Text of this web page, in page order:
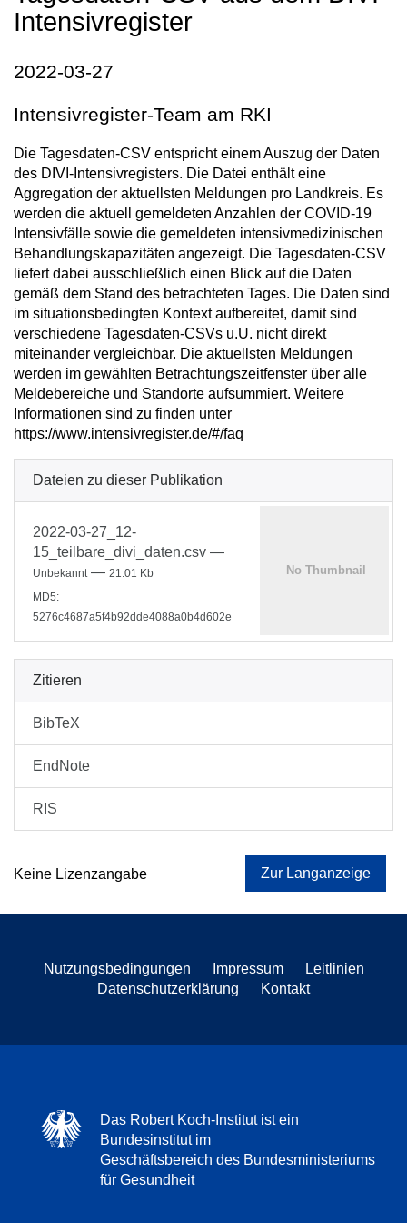
Intensivregister
2022-03-27
Intensivregister-Team am RKI
Die Tagesdaten-CSV entspricht einem Auszug der Daten
des DIVI-Intensivregisters. Die Datei enthält eine
Aggregation der aktuellsten Meldungen pro Landkreis. Es
werden die aktuell gemeldeten Anzahlen der COVID-19
Intensivfälle sowie die gemeldeten intensivmedizinischen
Behandlungskapazitäten angezeigt. Die Tagesdaten-CSV
liefert dabei ausschließlich einen Blick auf die Daten
gemäß dem Stand des betrachteten Tages. Die Daten sind
im situationsbedingten Kontext aufbereitet, damit sind
verschiedene Tagesdaten-CSVs u.U. nicht direkt
miteinander vergleichbar. Die aktuellsten Meldungen
werden im gewählten Betrachtungszeitfenster über alle
Meldebereiche und Standorte aufsummiert. Weitere
Informationen sind zu finden unter
https://www.intensivregister.de/#/faq
Dateien zu dieser Publikation
2022-03-27_12-
15_teilbare_divi_daten.csv —
Unbekannt — 21.01 Kb
MD5:
5276c4687a5f4b92dde4088a0b4d602e
Zitieren
BibTeX
EndNote
RIS
Keine Lizenzangabe Zur Langanzeige
Nutzungsbedingungen Impressum
Leitlinien
Datenschutzerklärung
Kontakt
Das Robert Koch-Institut ist ein
Bundesinstitut im
Geschäftsbereich des Bundesministeriums
für Gesundheit